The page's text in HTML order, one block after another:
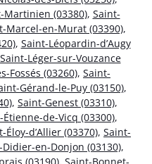
Martinien (03380), Saint-
Marcel-en-Murat (03390),
, Saint-Léopardin-d’Augy
Saint-Léger-sur-Vouzance
Fossés (03260), Saint-
Gérand-le-Puy (03150),
, Saint-Genest (03310),
Étienne-de-Vicq (03300),
Éloy-d’Allier (03370), Saint-
Didier-en-Donjon (03130),